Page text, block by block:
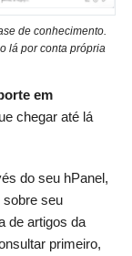
de conhecimento.
lá por conta própria
em
chegar até lá
do seu hPanel,
sobre seu
de artigos da
primeiro,